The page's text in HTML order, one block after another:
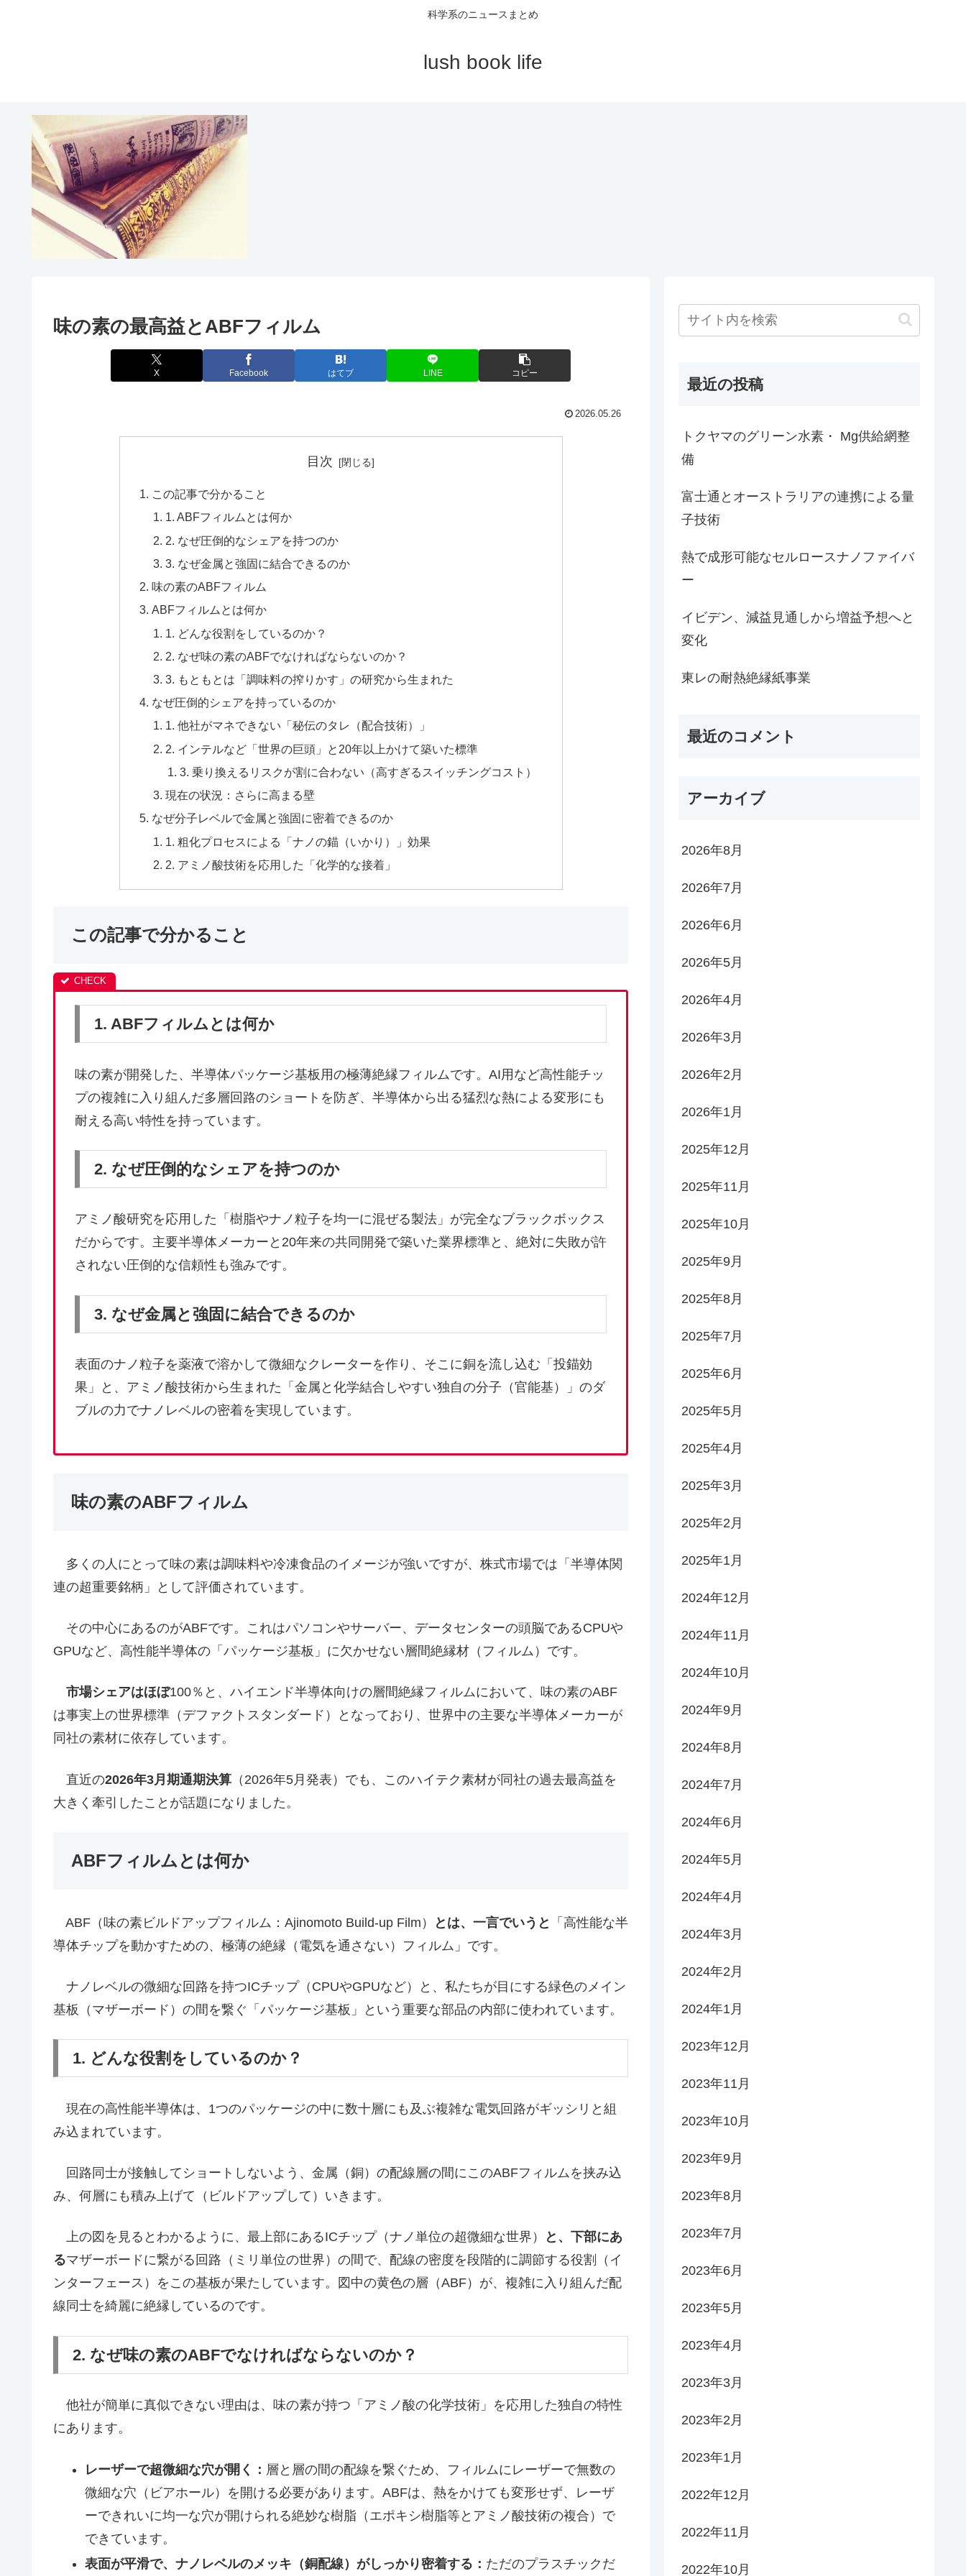
科学系のニュースまとめ
lush book life
味の素の最高益とABFフィルム
X Facebook はてブ LINE コピー
2026.05.26
目次
この記事で分かること
1. ABFフィルムとは何か
2. なぜ圧倒的なシェアを持つのか
3. なぜ金属と強固に結合できるのか
味の素のABFフィルム
ABFフィルムとは何か
1. どんな役割をしているのか？
2. なぜ味の素のABFでなければならないのか？
3. もともとは「調味料の搾りかす」の研究から生まれた
なぜ圧倒的シェアを持っているのか
1. 他社がマネできない「秘伝のタレ（配合技術）」
2. インテルなど「世界の巨頭」と20年以上かけて築いた標準
3. 乗り換えるリスクが割に合わない（高すぎるスイッチングコスト）
現在の状況：さらに高まる壁
なぜ分子レベルで金属と強固に密着できるのか
1. 粗化プロセスによる「ナノの錨（いかり）」効果
2. アミノ酸技術を応用した「化学的な接着」
この記事で分かること
1. ABFフィルムとは何か
味の素が開発した、半導体パッケージ基板用の極薄絶縁フィルムです。AI用など高性能チッ
プの複雑に入り組んだ多層回路のショートを防ぎ、半導体から出る猛烈な熱による変形にも
耐える高い特性を持っています。
2. なぜ圧倒的なシェアを持つのか
アミノ酸研究を応用した「樹脂やナノ粒子を均一に混ぜる製法」が完全なブラックボックス
だからです。主要半導体メーカーと20年来の共同開発で築いた業界標準と、絶対に失敗が許
されない圧倒的な信頼性も強みです。
3. なぜ金属と強固に結合できるのか
表面のナノ粒子を薬液で溶かして微細なクレーターを作り、そこに銅を流し込む「投錨効
果」と、アミノ酸技術から生まれた「金属と化学結合しやすい独自の分子（官能基）」のダ
ブルの力でナノレベルの密着を実現しています。
味の素のABFフィルム
多くの人にとって味の素は調味料や冷凍食品のイメージが強いですが、株式市場では「半導体関
連の超重要銘柄」として評価されています。
その中心にあるのがABFです。これはパソコンやサーバー、データセンターの頭脳であるCPUや
GPUなど、高性能半導体の「パッケージ基板」に欠かせない層間絶縁材（フィルム）です。
市場シェアはほぼ100％と、ハイエンド半導体向けの層間絶縁フィルムにおいて、味の素のABF
は事実上の世界標準（デファクトスタンダード）となっており、世界中の主要な半導体メーカーが
同社の素材に依存しています。
直近の2026年3月期通期決算 （2026年5月発表）でも、このハイテク素材が同社の過去最高益を
大きく牽引したことが話題になりました。
ABFフィルムとは何か
ABF（味の素ビルドアップフィルム：Ajinomoto Build-up Film） とは、一言でいうと
「高性能な半
導体チップを動かすための、極薄の絶縁（電気を通さない）フィルム」です。
ナノレベルの微細な回路を持つICチップ（CPUやGPUなど）と、私たちが目にする緑色のメイン
基板（マザーボード）の間を繋ぐ「パッケージ基板」という重要な部品の内部に使われています。
1. どんな役割をしているのか？
現在の高性能半導体は、1つのパッケージの中に数十層にも及ぶ複雑な電気回路がギッシリと組
み込まれています。
回路同士が接触してショートしないよう、金属（銅）の配線層の間にこのABFフィルムを挟み込
み、何層にも積み上げて（ビルドアップして）いきます。
上の図を見るとわかるように、最上部にあるICチップ（ナノ単位の超微細な世界）
と、下部にあ
るマザーボードに繋がる回路（ミリ単位の世界）の間で、配線の密度を段階的に調節する役割（イ
ンターフェース）をこの基板が果たしています。図中の黄色の層（ABF）が、複雑に入り組んだ配
線同士を綺麗に絶縁しているのです。
2. なぜ味の素のABFでなければならないのか？
他社が簡単に真似できない理由は、味の素が持つ「アミノ酸の化学技術」を応用した独自の特性
にあります。
レーザーで超微細な穴が開く： 層と層の間の配線を繋ぐため、フィルムにレーザーで無数の
微細な穴（ビアホール）を開ける必要があります。ABFは、熱をかけても変形せず、レーザ
ーできれいに均一な穴が開けられる絶妙な樹脂（エポキシ樹脂等とアミノ酸技術の複合）で
できています。
表面が平滑で、ナノレベルのメッキ（銅配線）がしっかり密着する： ただのプラスチックだ
最近の投稿
トクヤマのグリーン水素・ Mg供給網整
備
富士通とオーストラリアの連携による量
子技術
熱で成形可能なセルロースナノファイバ
ー
イビデン、減益見通しから増益予想へと
変化
東レの耐熱絶縁紙事業
最近のコメント
アーカイブ
2026年8月
2026年7月
2026年6月
2026年5月
2026年4月
2026年3月
2026年2月
2026年1月
2025年12月
2025年11月
2025年10月
2025年9月
2025年8月
2025年7月
2025年6月
2025年5月
2025年4月
2025年3月
2025年2月
2025年1月
2024年12月
2024年11月
2024年10月
2024年9月
2024年8月
2024年7月
2024年6月
2024年5月
2024年4月
2024年3月
2024年2月
2024年1月
2023年12月
2023年11月
2023年10月
2023年9月
2023年8月
2023年7月
2023年6月
2023年5月
2023年4月
2023年3月
2023年2月
2023年1月
2022年12月
2022年11月
2022年10月